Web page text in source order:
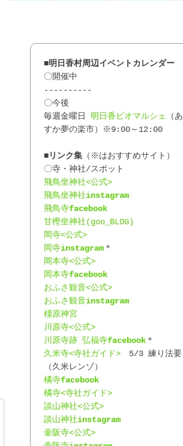
■明日香村周辺イベントカレンダー
〇開催中
----------
〇今後
毎週金曜日 明日香ビオマルシェ
（あ
すか夢の楽市）※9:00～12:00
■リンク集 （※はおすすめサイト）
〇寺・神社/スポット
飛鳥坐神社<公式>
飛鳥坐神社instagram
飛鳥寺facebook
甘樫坐神社(goo_BLOG)
岡寺<公式>
岡寺instagram ＊
岡本寺<公式>
岡本寺facebook
おふさ観音<公式>
おふさ観音instagram
橿原神宮
川原寺<公式>
川原寺跡 弘福寺facebook ＊
久米寺<寺社ガイド> 5/3 練り法要
（久米レンゾ）
橘寺facebook
橘寺<寺社ガイド>
談山神社<公式>
談山神社instagram
壷阪寺<公式>